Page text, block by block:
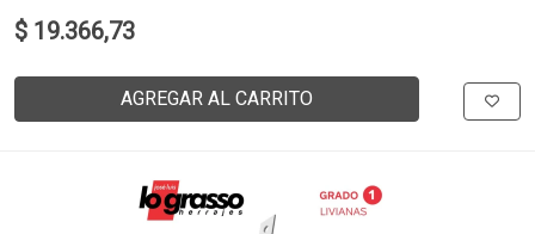
$ 19.366,73
AGREGAR AL CARRITO